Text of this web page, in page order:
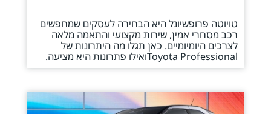
טויוטה פרופשיונל היא הבחירה לעסקים שמחפשים
רכב מסחרי אמין, שירות מקצועי והתאמה מלאה
לצרכים היומיומיים. כאן תגלו מה היתרונות של
Toyota Professionalואילו פתרונות היא מציעה.